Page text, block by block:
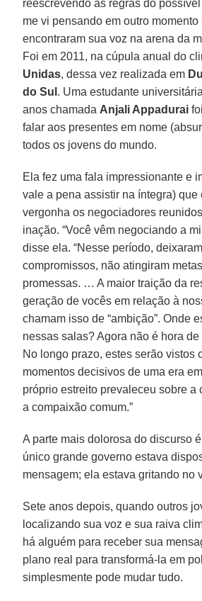
reescrevendo as regras do
me vi pensando em outro
encontraram sua voz na arena da
Foi em 2011, na cúpula anual do
Unidas, dessa vez realizada em
do Sul . Uma estudante
anos chamada Anjali Appadurai
falar aos presentes em nome
todos os jovens do mundo.
Ela fez uma fala impressionante e
vale a pena assistir na íntegra) que
vergonha os negociadores
inação. “Você vêm negociando a
disse ela. “Nesse período,
compromissos, não atingiram
promessas. … A maior traição da
geração de vocês em relação à
chamam isso de “ambição”. Onde
nessas salas? Agora não é hora
No longo prazo, estes serão vistos
momentos decisivos de uma era
próprio estreito prevaleceu sobre a
a compaixão comum.”
A parte mais dolorosa do discurso
único grande governo estava
mensagem; ela estava gritando no
Sete anos depois, quando outros
localizando sua voz e sua raiva
há alguém para receber sua
plano real para transformá-la em
simplesmente pode mudar tudo.